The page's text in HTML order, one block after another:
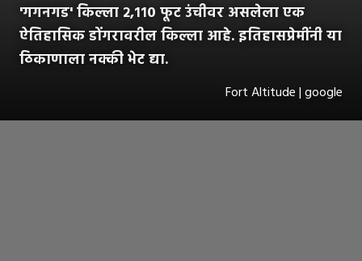
'गगनगड' किल्ला २,११० फूट उंचीवर असलेला एक
ऐतिहासिक डोंगरावरील किल्ला आहे. इतिहासप्रेमींनी या
ठिकाणाला नक्की भेट द्या.
Fort Altitude | google